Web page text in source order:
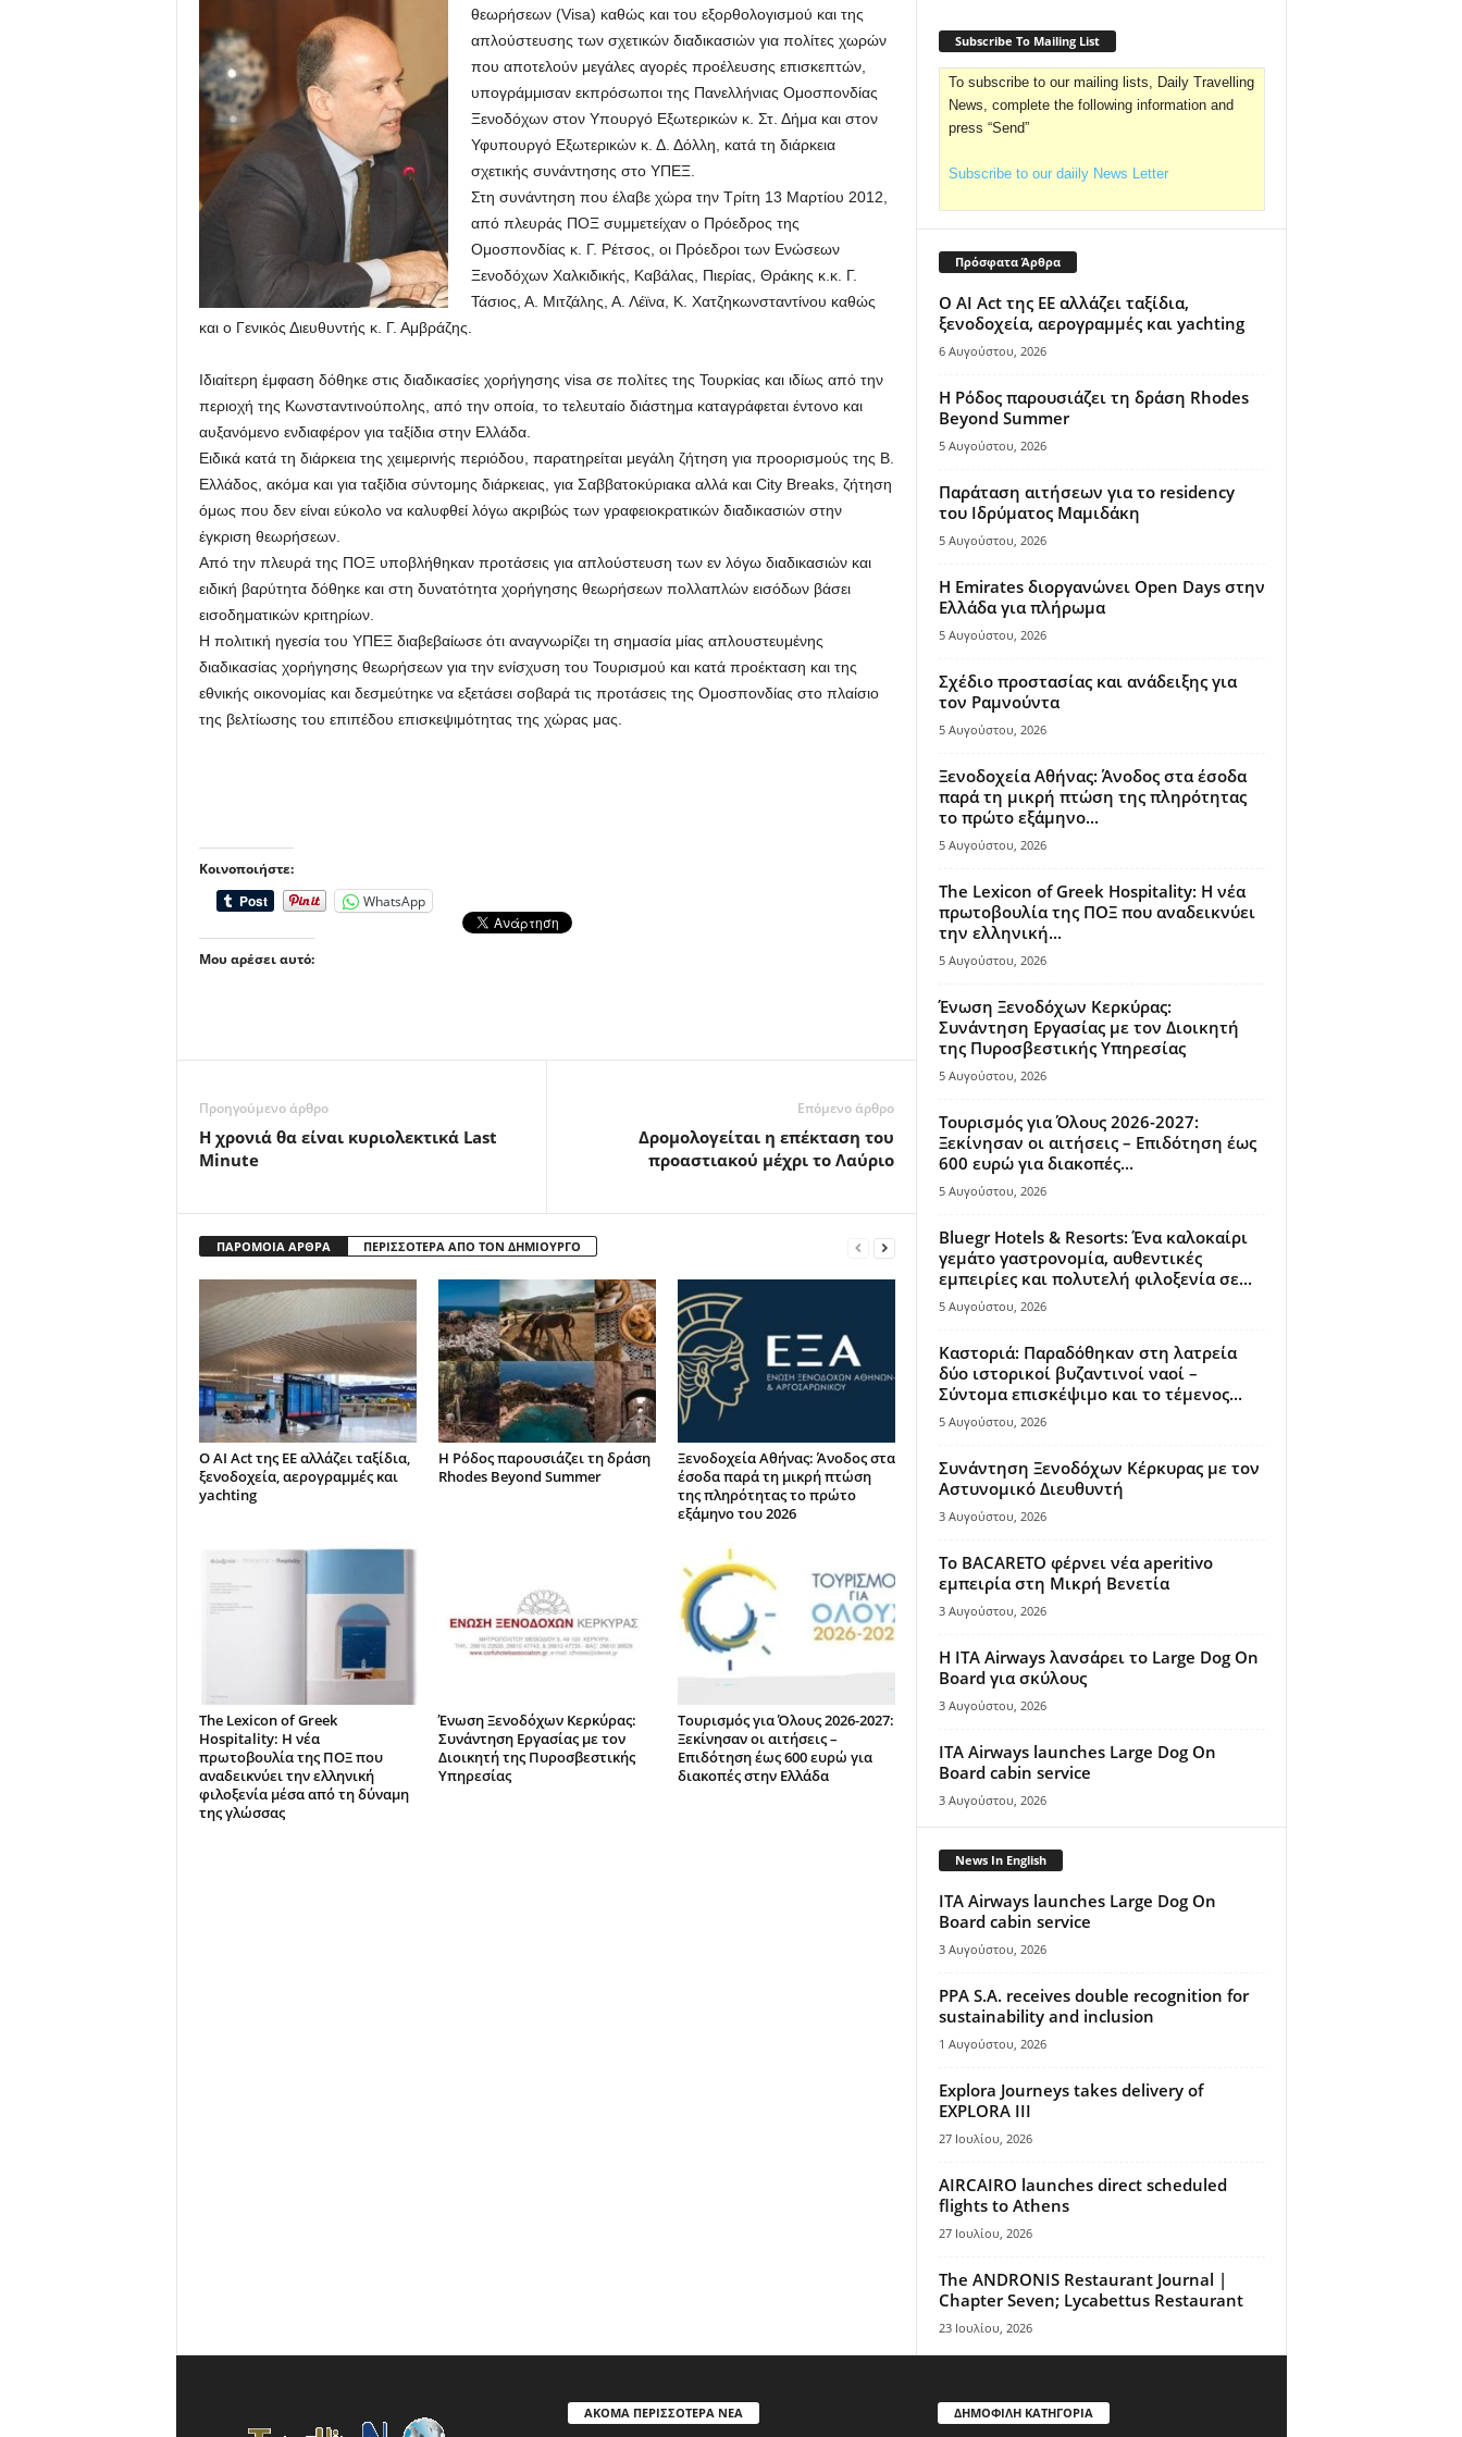
θεωρήσεων (Visa) καθώς και του εξορθολογισμού και της
απλούστευσης των σχετικών διαδικασιών για πολίτες χωρών
που αποτελούν μεγάλες αγορές προέλευσης επισκεπτών,
υπογράμμισαν εκπρόσωποι της Πανελλήνιας Ομοσπονδίας
Ξενοδόχων στον Υπουργό Εξωτερικών κ. Στ. Δήμα και στον
Υφυπουργό Εξωτερικών κ. Δ. Δόλλη, κατά τη διάρκεια
σχετικής συνάντησης στο ΥΠΕΞ.
Στη συνάντηση που έλαβε χώρα την Τρίτη 13 Μαρτίου 2012,
από πλευράς ΠΟΞ συμμετείχαν ο Πρόεδρος της
Ομοσπονδίας κ. Γ. Ρέτσος, οι Πρόεδροι των Ενώσεων
Ξενοδόχων Χαλκιδικής, Καβάλας, Πιερίας, Θράκης κ.κ. Γ.
Τάσιος, Α. Μιτζάλης, Α. Λέϊνα, Κ. Χατζηκωνσταντίνου καθώς
και ο Γενικός Διευθυντής κ. Γ. Αμβράζης.
Ιδιαίτερη έμφαση δόθηκε στις διαδικασίες χορήγησης visa σε πολίτες της Τουρκίας και ιδίως από την
περιοχή της Κωνσταντινούπολης, από την οποία, το τελευταίο διάστημα καταγράφεται έντονο και
αυξανόμενο ενδιαφέρον για ταξίδια στην Ελλάδα.
Ειδικά κατά τη διάρκεια της χειμερινής περιόδου, παρατηρείται μεγάλη ζήτηση για προορισμούς της Β.
Ελλάδος, ακόμα και για ταξίδια σύντομης διάρκειας, για Σαββατοκύριακα αλλά και City Breaks, ζήτηση
όμως που δεν είναι εύκολο να καλυφθεί λόγω ακριβώς των γραφειοκρατικών διαδικασιών στην
έγκριση θεωρήσεων.
Από την πλευρά της ΠΟΞ υποβλήθηκαν προτάσεις για απλούστευση των εν λόγω διαδικασιών και
ειδική βαρύτητα δόθηκε και στη δυνατότητα χορήγησης θεωρήσεων πολλαπλών εισόδων βάσει
εισοδηματικών κριτηρίων.
Η πολιτική ηγεσία του ΥΠΕΞ διαβεβαίωσε ότι αναγνωρίζει τη σημασία μίας απλουστευμένης
διαδικασίας χορήγησης θεωρήσεων για την ενίσχυση του Τουρισμού και κατά προέκταση και της
εθνικής οικονομίας και δεσμεύτηκε να εξετάσει σοβαρά τις προτάσεις της Ομοσπονδίας στο πλαίσιο
της βελτίωσης του επιπέδου επισκεψιμότητας της χώρας μας.
Κοινοποιήστε:
WhatsApp
Μου αρέσει αυτό:
Προηγούμενο άρθρο
H χρονιά θα είναι κυριολεκτικά Last
Minute
Επόμενο άρθρο
Δρομολογείται η επέκταση του
προαστιακού μέχρι το Λαύριο
ΠΑΡΟΜΟΙΑ ΑΡΘΡΑ ΠΕΡΙΣΣΟΤΕΡΑ ΑΠΟ ΤΟΝ ΔΗΜΙΟΥΡΓΟ
Ο AI Act της ΕΕ αλλάζει ταξίδια,
ξενοδοχεία, αερογραμμές και
yachting
Η Ρόδος παρουσιάζει τη δράση
Rhodes Beyond Summer
Ξενοδοχεία Αθήνας: Άνοδος στα
έσοδα παρά τη μικρή πτώση
της πληρότητας το πρώτο
εξάμηνο του 2026
The Lexicon of Greek
Hospitality: Η νέα
πρωτοβουλία της ΠΟΞ που
αναδεικνύει την ελληνική
φιλοξενία μέσα από τη δύναμη
της γλώσσας
Ένωση Ξενοδόχων Κερκύρας:
Συνάντηση Εργασίας με τον
Διοικητή της Πυροσβεστικής
Υπηρεσίας
Τουρισμός για Όλους 2026-2027:
Ξεκίνησαν οι αιτήσεις –
Επιδότηση έως 600 ευρώ για
διακοπές στην Ελλάδα
Subscribe To Mailing List
To subscribe to our mailing lists, Daily Travelling
News, complete the following information and
press “Send”
Subscribe to our daiily News Letter
Πρόσφατα Άρθρα
Ο AI Act της ΕΕ αλλάζει ταξίδια,
ξενοδοχεία, αερογραμμές και yachting
6 Αυγούστου, 2026
Η Ρόδος παρουσιάζει τη δράση Rhodes
Beyond Summer
5 Αυγούστου, 2026
Παράταση αιτήσεων για το residency
του Ιδρύματος Μαμιδάκη
5 Αυγούστου, 2026
Η Emirates διοργανώνει Open Days στην
Ελλάδα για πλήρωμα
5 Αυγούστου, 2026
Σχέδιο προστασίας και ανάδειξης για
τον Ραμνούντα
5 Αυγούστου, 2026
Ξενοδοχεία Αθήνας: Άνοδος στα έσοδα
παρά τη μικρή πτώση της πληρότητας
το πρώτο εξάμηνο...
5 Αυγούστου, 2026
The Lexicon of Greek Hospitality: Η νέα
πρωτοβουλία της ΠΟΞ που αναδεικνύει
την ελληνική...
5 Αυγούστου, 2026
Ένωση Ξενοδόχων Κερκύρας:
Συνάντηση Εργασίας με τον Διοικητή
της Πυροσβεστικής Υπηρεσίας
5 Αυγούστου, 2026
Τουρισμός για Όλους 2026-2027:
Ξεκίνησαν οι αιτήσεις – Επιδότηση έως
600 ευρώ για διακοπές...
5 Αυγούστου, 2026
Bluegr Hotels & Resorts: Ένα καλοκαίρι
γεμάτο γαστρονομία, αυθεντικές
εμπειρίες και πολυτελή φιλοξενία σε...
5 Αυγούστου, 2026
Καστοριά: Παραδόθηκαν στη λατρεία
δύο ιστορικοί βυζαντινοί ναοί –
Σύντομα επισκέψιμο και το τέμενος...
5 Αυγούστου, 2026
Συνάντηση Ξενοδόχων Κέρκυρας με τον
Αστυνομικό Διευθυντή
3 Αυγούστου, 2026
Το BACARETO φέρνει νέα aperitivo
εμπειρία στη Μικρή Βενετία
3 Αυγούστου, 2026
Η ITA Airways λανσάρει το Large Dog On
Board για σκύλους
3 Αυγούστου, 2026
ITA Airways launches Large Dog On
Board cabin service
3 Αυγούστου, 2026
News In English
ITA Airways launches Large Dog On
Board cabin service
3 Αυγούστου, 2026
PPA S.A. receives double recognition for
sustainability and inclusion
1 Αυγούστου, 2026
Explora Journeys takes delivery of
EXPLORA III
27 Ιουλίου, 2026
AIRCAIRO launches direct scheduled
flights to Athens
27 Ιουλίου, 2026
The ANDRONIS Restaurant Journal |
Chapter Seven; Lycabettus Restaurant
23 Ιουλίου, 2026
ΑΚΟΜΑ ΠΕΡΙΣΣΟΤΕΡΑ ΝΕΑ ΔΗΜΟΦΙΛΗ ΚΑΤΗΓΟΡΙΑ